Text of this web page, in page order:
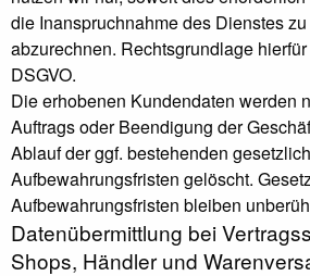
die Inanspruchnahme des Dienstes
abzurechnen. Rechtsgrundlage
DSGVO.
Die erhobenen Kundendaten werden
Auftrags oder Beendigung der
Ablauf der ggf. bestehenden
Aufbewahrungsfristen gelöscht.
Aufbewahrungsfristen bleiben
Daten­übermittlung bei
Shops, Händler und